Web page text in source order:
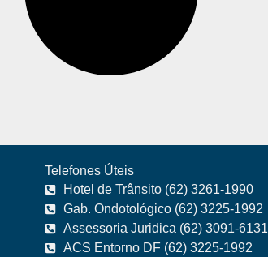
Telefones Úteis
Hotel de Trânsito (62) 3261-1990
Gab. Ondotológico (62) 3225-1992
Assessoria Juridica (62) 3091-6131
ACS Entorno DF (62) 3225-1992